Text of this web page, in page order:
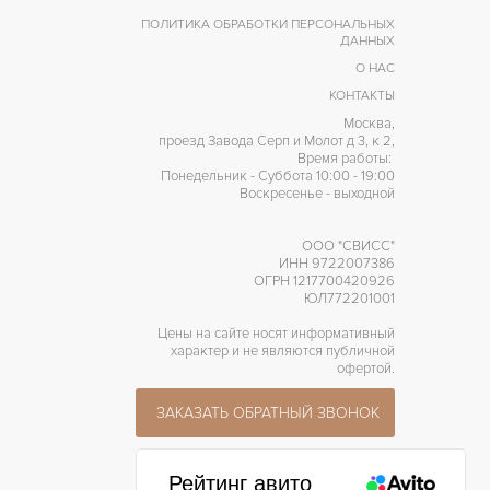
ПОЛИТИКА ОБРАБОТКИ ПЕРСОНАЛЬНЫХ
ДАННЫХ
О НАС
КОНТАКТЫ
Москва,
проезд Завода Серп и Молот д 3, к 2,
Время работы:
Понедельник - Суббота 10:00 - 19:00
Воскресенье - выходной
ООО "СВИСС"
ИНН 9722007386
ОГРН 1217700420926
ЮЛ772201001
Цены на сайте носят информативный
характер и не являются публичной
офертой.
ЗАКАЗАТЬ ОБРАТНЫЙ ЗВОНОК
Рейтинг авито